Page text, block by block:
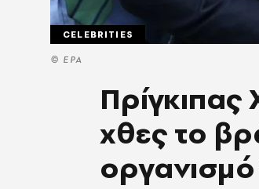
© EPA
CELEBRITIES
Πρίγκιπας
χθες το